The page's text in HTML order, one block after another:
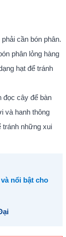
cần bón phân.
phân lỏng hàng
hạt để tránh
đọc cây để bàn
và hanh thông
tránh những xui
nổi bật cho